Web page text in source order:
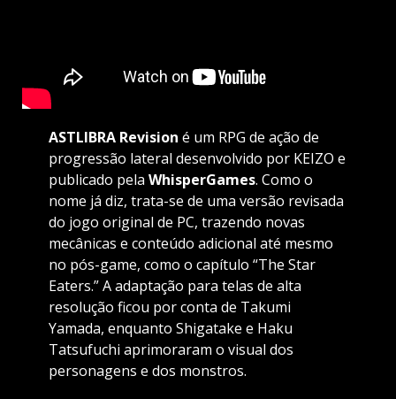
ASTLIBRA Revision é um RPG de ação de
progressão lateral desenvolvido por KEIZO e
publicado pela WhisperGames. Como o
nome já diz, trata-se de uma versão revisada
do jogo original de PC, trazendo novas
mecânicas e conteúdo adicional até mesmo
no pós-game, como o capítulo “The Star
Eaters.” A adaptação para telas de alta
resolução ficou por conta de Takumi
Yamada, enquanto Shigatake e Haku
Tatsufuchi aprimoraram o visual dos
personagens e dos monstros.